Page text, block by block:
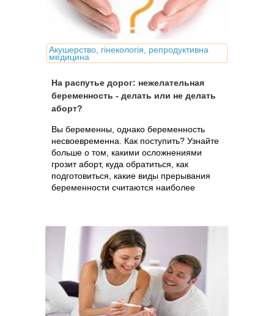
Акушерство, гінекологія, репродуктивна
медицина
На распутье дорог: нежелательная
беременность - делать или не делать
аборт?
Вы беременны, однако беременность
несвоевременна. Как поступить? Узнайте
больше о том, какими осложнениями
грозит аборт, куда обратиться, как
подготовиться, какие виды прерывания
беременности считаются наиболее